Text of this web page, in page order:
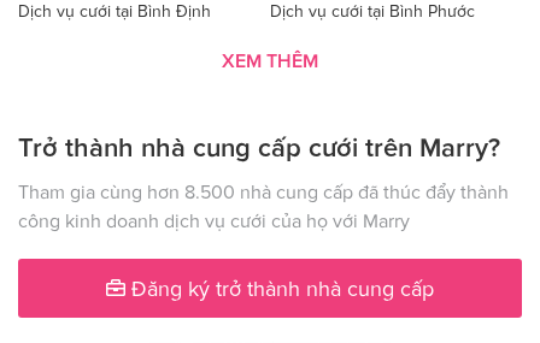
Dịch vụ cưới tại Bình Định Dịch vụ cưới tại Bình Phước
Dịch vụ cưới tại Bình Thuận Dịch vụ cưới tại Cà Mau
Dịch vụ cưới tại Hà Nội Dịch vụ cưới tại Đăk Nông
Dịch vụ cưới tại Điện Biên Dịch vụ cưới tại Đồng Nai
Dịch vụ cưới tại Đồng Tháp Dịch vụ cưới tại Gia Lai
Dịch vụ cưới tại Hà Giang Dịch vụ cưới tại Hà Nam
Dịch vụ cưới tại Hà Tây Dịch vụ cưới tại Hà Tĩnh
XEM THÊM
Trở thành nhà cung cấp cưới trên Marry?
Tham gia cùng hơn 8.500 nhà cung cấp đã thúc đẩy thành
công kinh doanh dịch vụ cưới của họ với Marry
Đăng ký trở thành nhà cung cấp